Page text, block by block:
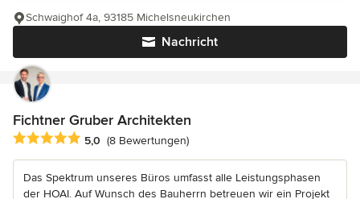
Nachricht
Schwaighof 4a, 93185 Michelsneukirchen
Fichtner Gruber Architekten
Durchschnittliche Bewertung: 5 von 5 Sternen
5,0 (8 Bewertungen)
Das Spektrum unseres Büros umfasst alle Leistungsphasen
der HOAI. Auf Wunsch des Bauherrn betreuen wir ein Projekt